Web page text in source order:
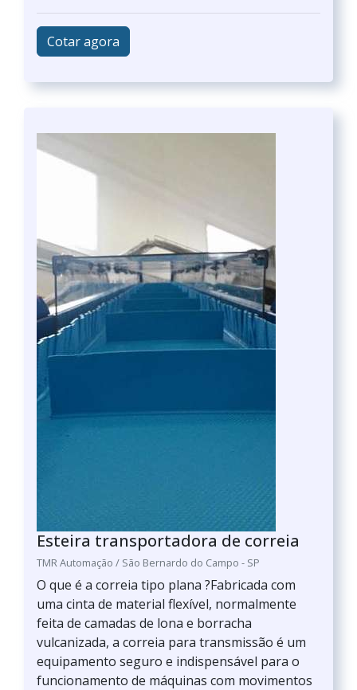
Cotar agora
Esteira transportadora de correia
TMR Automação / São Bernardo do Campo - SP
O que é a correia tipo plana ?Fabricada com
uma cinta de material flexível, normalmente
feita de camadas de lona e borracha
vulcanizada, a correia para transmissão é um
equipamento seguro e indispensável para o
funcionamento de máquinas com movimentos